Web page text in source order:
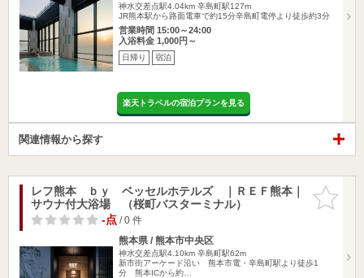
神水交差点駅4.04km 辛島町駅127m
JR熊本駅から路面電車で約15分辛島町電停より徒歩約3分
営業時間 15:00～24:00
入浴料金 1,000円～
日帰り 宿泊
楽天トラベルの宿泊プランを見る
関連情報から探す
お気に入
りに追加
レフ熊本 ｂｙ ベッセルホテルズ ｜ＲＥＦ熊本｜
サウナ付大浴場 （桜町バスターミナル）
-点/ 0 件
熊本県 / 熊本市中央区
神水交差点駅4.10km 辛島町駅62m
新市街アーケード沿い 熊本市電・辛島町駅より徒歩1
分 熊本ICから約…